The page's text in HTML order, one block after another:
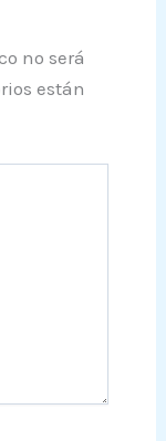
no será
están